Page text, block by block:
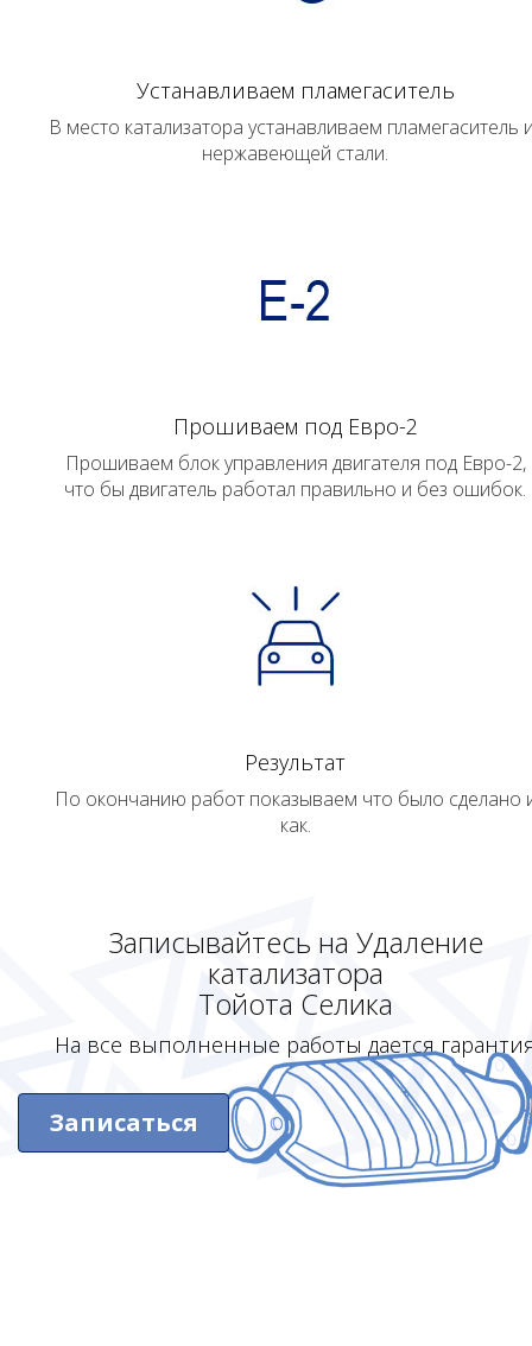
Устанавливаем пламегаситель
В место катализатора устанавливаем пламегаситель
нержавеющей стали.
Прошиваем под Евро-2
Прошиваем блок управления двигателя под Евро-2,
что бы двигатель работал правильно и без ошибок.
Результат
По окончанию работ показываем что было сделано
как.
Записывайтесь на Удаление
катализатора
Тойота Селика
На все выполненные работы дается
Записаться